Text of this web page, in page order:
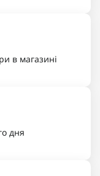
в магазині
дня